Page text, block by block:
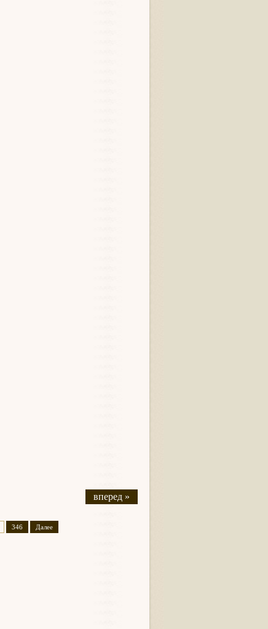
вперед »
346 Далее